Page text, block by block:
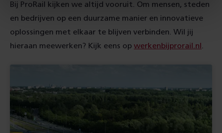
Bij ProRail kijken we altijd vooruit. Om mensen, steden
en bedrijven op een duurzame manier en innovatieve
oplossingen met elkaar te blijven verbinden. Wil jij
hieraan meewerken? Kijk eens op werkenbijprorail.nl